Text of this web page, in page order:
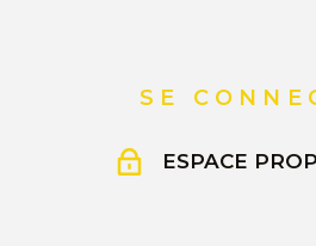
SE
ESPACE